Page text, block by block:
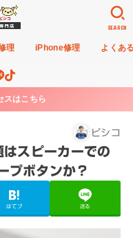
理 iPhone修理 よくあ
SEARCH
スはこちら
ピシコ
スピーカーでの
プボタンか？
はてブ 送る